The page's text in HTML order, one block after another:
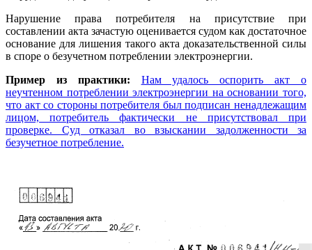
Нарушение права потребителя на присутствие при
составлении акта зачастую оценивается судом как достаточное
основание для лишения такого акта доказательственной силы
в споре о безучетном потреблении электроэнергии.
Пример из практики:
Нам удалось оспорить акт о
неучтенном потреблении электроэнергии на основании того,
что акт со стороны потребителя был подписан ненадлежащим
лицом, потребитель фактически не присутствовал при
проверке. Суд отказал во взыскании задолженности за
безучетное потребление.